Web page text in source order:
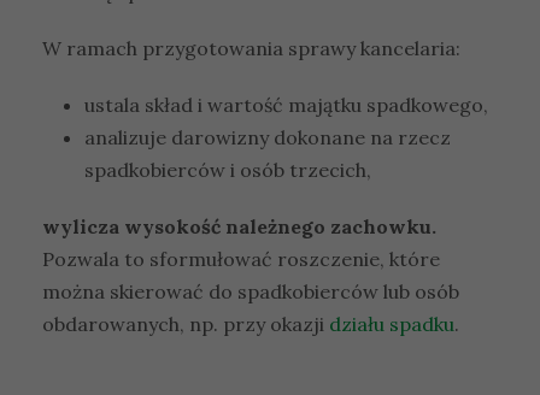
W ramach przygotowania sprawy kancelaria:
ustala skład i wartość majątku spadkowego,
analizuje darowizny dokonane na rzecz
spadkobierców i osób trzecich,
wylicza wysokość należnego zachowku.
Pozwala to sformułować roszczenie, które
można skierować do spadkobierców lub osób
obdarowanych, np. przy okazji działu spadku.